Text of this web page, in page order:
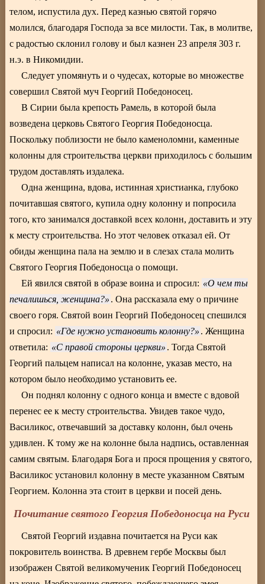
телом, испустила дух. Перед казнью святой горячо
молился, благодаря Господа за все милости. Так, в молитве,
с радостью склонил голову и был казнен 23 апреля 303 г.
н.э. в Никомидии.
Следует упомянуть и о чудесах, которые во множестве
совершил Святой муч Георгий Победоносец.
В Сирии была крепость Рамель, в которой была
возведена церковь Святого Георгия Победоносца.
Поскольку поблизости не было каменоломни, каменные
колонны для строительства церкви приходилось с большим
трудом доставлять издалека.
Одна женщина, вдова, истинная христианка, глубоко
почитавшая святого, купила одну колонну и попросила
того, кто занимался доставкой всех колонн, доставить и эту
к месту строительства. Но этот человек отказал ей. От
обиды женщина пала на землю и в слезах стала молить
Святого Георгия Победоносца о помощи.
Ей явился святой в образе воина и спросил:
О чем ты
печалишься, женщина?
. Она рассказала ему о причине
своего горя. Святой воин Георгий Победоносец спешился
и спросил:
Где нужно установить колонну?
. Женщина
ответила:
С правой стороны церкви
. Тогда Святой
Георгий пальцем написал на колонне, указав место, на
котором было необходимо установить ее.
Он поднял колонну с одного конца и вместе с вдовой
перенес ее к месту строительства. Увидев такое чудо,
Василикос, отвечавший за доставку колонн, был очень
удивлен. К тому же на колонне была надпись, оставленная
самим святым. Благодаря Бога и прося прощения у святого,
Василикос установил колонну в месте указанном Святым
Георгием. Колонна эта стоит в церкви и посей день.
Почитание святого Георгия Победоносца на Руси
Святой Георгий издавна почитается на Руси как
покровитель воинства. В древнем гербе Москвы был
изображен Святой великомученик Георгий Победоносец